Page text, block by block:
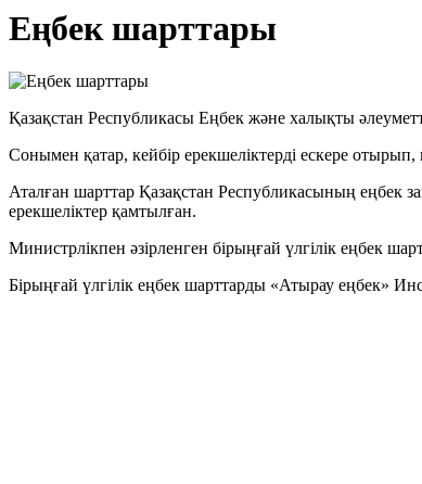
Еңбек шарттары
Қазақстан Республикасы Еңбек және халықты
Сонымен қатар, кейбір ерекшеліктерді ескере
Аталған шарттар Қазақстан Республикасының еңбек
ерекшеліктер қамтылған.
Министрлікпен әзірленген бірыңғай үлгілік еңбек
Бірыңғай үлгілік еңбек шарттарды «Атырау еңбек»